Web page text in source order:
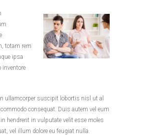
totam rem
ipsa
inventore
ullamcorper suscipit lobortis nisl ut al
commodo consequat. Duis autem vel eum
hendrerit in vulputate velit esse moles
vel illum dolore eu feugiat nulla.